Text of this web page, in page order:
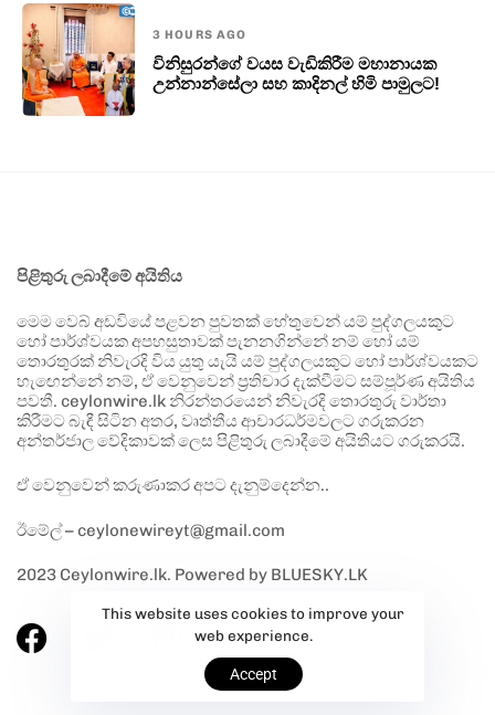
3 HOURS AGO
විනිසුරන්ගේ වයස වැඩිකිරීම මහානායක
උන්නාන්සේලා සහ කාදිනල් හිමි පාමුලට!
පිළිතුරු ලබාදීමේ අයිතිය
මෙම වෙබ් අඩවියේ පළවන පුවතක් හේතුවෙන් යම් පුද්ගලයකුට
හෝ පාර්ශ්වයක අපහසුතාවක් පැනනගින්නේ නම් හෝ යම්
තොරතුරක් නිවැරදි විය යුතු යැයි යම් පුද්ගලයකුට හෝ පාර්ශ්වයකට
හැඟෙන්නේ නම්, ඒ වෙනුවෙන් ප්‍රතිචාර දැක්වීමට සම්පූර්ණ අයිතිය
පවතී. ceylonwire.lk නිරන්තරයෙන් නිවැරදි තොරතුරු වාර්තා
කිරීමට බැඳී සිටින අතර, වෘත්තීය ආචාරධර්මවලට ගරුකරන
අන්තර්ජාල වේදිකාවක් ලෙස පිළිතුරු ලබාදීමේ අයිතියට ගරුකරයි.
ඒ වෙනුවෙන් කරුණාකර අපට දැනුම්දෙන්න..
ඊමේල් – ceylonewireyt@gmail.com
2023 Ceylonwire.lk. Powered by BLUESKY.LK
This website uses cookies to improve your
web experience.
Accept